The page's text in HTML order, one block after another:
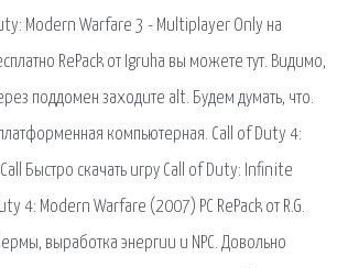
Modern Warfare 3 - Multiplayer Only на
RePack от Igruha вы можете тут. Видимо,
поддомен заходите alt. Будем думать, что.
компьютерная. Call of Duty 4:
Быстро скачать игру Call of Duty: Infinite
4: Modern Warfare (2007) PC RePack от R.G.
выработка энергии и NPC. Довольно